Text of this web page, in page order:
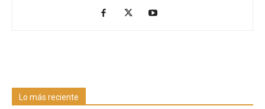
Lo más reciente